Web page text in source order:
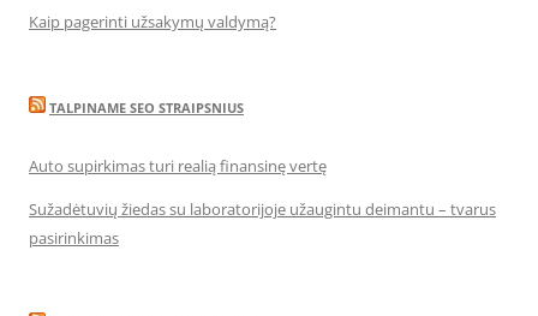
Kaip pagerinti užsakymų valdymą?
TALPINAME SEO STRAIPSNIUS
Auto supirkimas turi realią finansinę vertę
Sužadėtuvių žiedas su laboratorijoje užaugintu deimantu – tvarus
pasirinkimas